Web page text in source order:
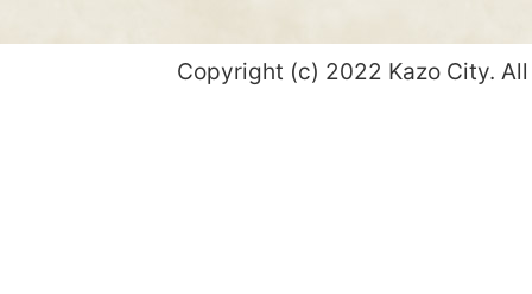
Copyright (c) 2022 Kazo City.